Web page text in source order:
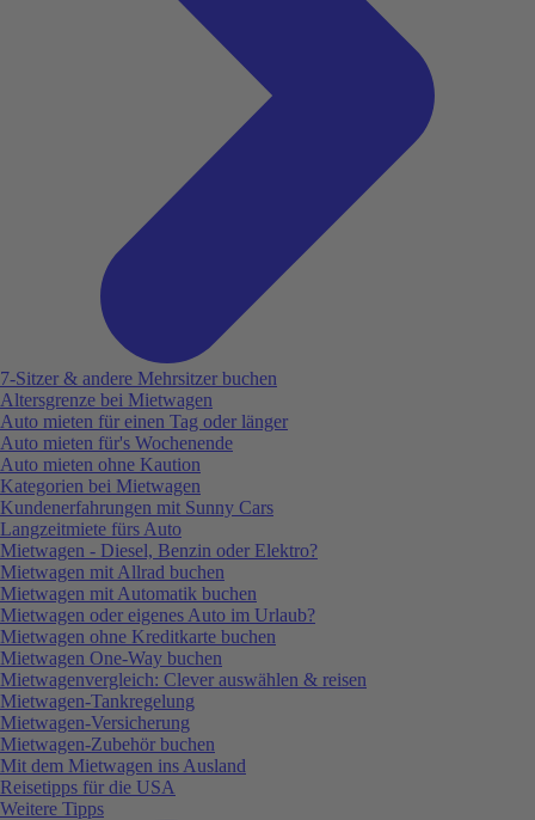
7-Sitzer & andere Mehrsitzer buchen
Altersgrenze bei Mietwagen
Auto mieten für einen Tag oder länger
Auto mieten für's Wochenende
Auto mieten ohne Kaution
Kategorien bei Mietwagen
Kundenerfahrungen mit Sunny Cars
Langzeitmiete fürs Auto
Mietwagen - Diesel, Benzin oder Elektro?
Mietwagen mit Allrad buchen
Mietwagen mit Automatik buchen
Mietwagen oder eigenes Auto im Urlaub?
Mietwagen ohne Kreditkarte buchen
Mietwagen One-Way buchen
Mietwagenvergleich: Clever auswählen & reisen
Mietwagen-Tankregelung
Mietwagen-Versicherung
Mietwagen-Zubehör buchen
Mit dem Mietwagen ins Ausland
Reisetipps für die USA
Weitere Tipps